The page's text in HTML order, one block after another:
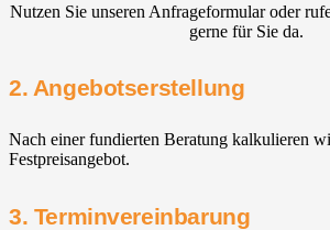
Nutzen Sie unseren Anfrageformular oder
gerne für Sie da.
2. Angebotserstellung
Nach einer fundierten Beratung kalkulieren
Festpreisangebot.
3. Terminvereinbarung